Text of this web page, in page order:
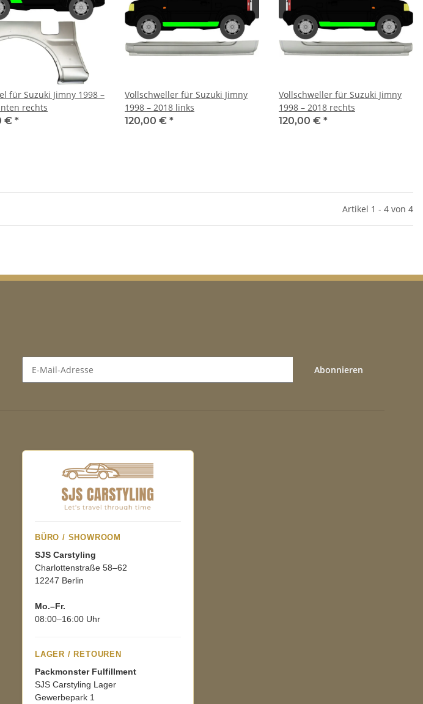
für Suzuki Jimny 1998 –
rechts
€ *
Vollschweller für Suzuki Jimny
1998 – 2018 links
120,00 € *
Vollschweller für Suzuki Jimny
1998 – 2018 rechts
120,00 € *
Artikel 1 - 4 von 4
Abonnieren
BÜRO / SHOWROOM
SJS Carstyling
Charlottenstraße 58–62
12247 Berlin
Mo.–Fr.
08:00–16:00 Uhr
LAGER / RETOUREN
Packmonster Fulfillment
SJS Carstyling Lager
Gewerbepark 1